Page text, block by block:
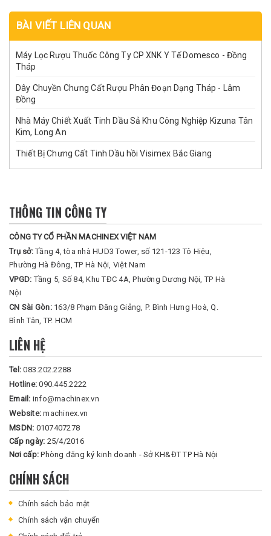
BÀI VIẾT LIÊN QUAN
Máy Lọc Rượu Thuốc Công Ty CP XNK Y Tế Domesco - Đồng
Tháp
Dây Chuyền Chưng Cất Rượu Phân Đoạn Dạng Tháp - Lâm
Đồng
Nhà Máy Chiết Xuất Tinh Dầu Sả Khu Công Nghiệp Kizuna Tân
Kim, Long An
Thiết Bị Chưng Cất Tinh Dầu hồi Visimex Bắc Giang
THÔNG TIN CÔNG TY
CÔNG TY CỔ PHẦN MACHINEX VIỆT NAM
Trụ sở:Tầng 4, tòa nhà HUD3 Tower, số 121-123 Tô Hiệu,
Phường Hà Đông, TP Hà Nội, Việt Nam
VPGD:Tầng 5, Số 84, Khu TĐC 4A, Phường Dương Nội, TP Hà
Nội
CN Sài Gòn: 163/8 Phạm Đăng Giảng, P. Bình Hưng Hoà, Q.
Bình Tân, TP. HCM
LIÊN HỆ
Tel:083.202.2288
Hotline:090.445.2222
Email: info@machinex.vn
Website:machinex.vn
MSDN: 0107407278
Cấp ngày: 25/4/2016
Nơi cấp:Phòng đăng ký kinh doanh - Sở KH&ĐT TP Hà Nội
CHÍNH SÁCH
Chính sách bảo mật
Chính sách vận chuyển